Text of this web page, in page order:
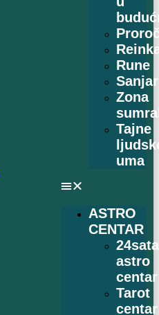
Rune
Zona
Tajne
uma
ASTRO
CENTAR
24sata
astro
centar
Tarot
centar